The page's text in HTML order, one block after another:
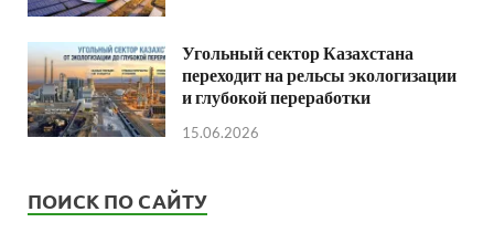
Угольный сектор Казахстана
переходит на рельсы экологизации
и глубокой переработки
15.06.2026
ПОИСК ПО САЙТУ